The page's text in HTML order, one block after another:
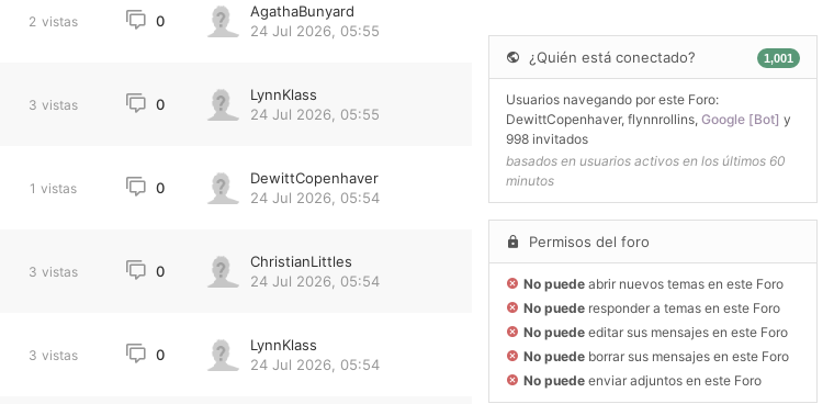
2 vistas 0
AgathaBunyard
24 Jul 2026, 05:55
3 vistas 0
LynnKlass
24 Jul 2026, 05:55
1 vistas 0
DewittCopenhaver
24 Jul 2026, 05:54
3 vistas 0
ChristianLittles
24 Jul 2026, 05:54
3 vistas 0
LynnKlass
24 Jul 2026, 05:54
¿Quién está conectado? 1,001
Usuarios navegando por este Foro:
DewittCopenhaver, flynnrollins Google [Bot] y
998 invitados
basados en usuarios activos en los últimos 60
minutos
Permisos del foro
No puede abrir nuevos temas en este Foro
No puede responder a temas en este Foro
No puede editar sus mensajes en este Foro
No puede borrar sus mensajes en este Foro
No puede enviar adjuntos en este Foro